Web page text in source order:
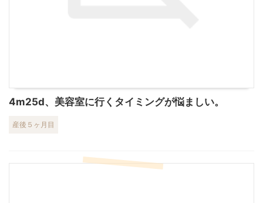
4m25d、美容室に行くタイミングが悩ましい。
産後５ヶ月目